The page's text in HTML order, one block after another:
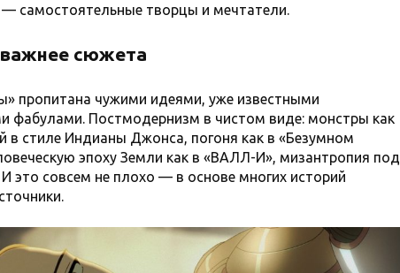
самостоятельные творцы и мечтатели.
сюжета
пропитана чужими идеями, уже известными
фабулами. Постмодернизм в чистом виде: монстры как
в стиле Индианы Джонса, погоня как в «Безумном
эпоху Земли как в «ВАЛЛ-И», мизантропия под
И это совсем не плохо — в основе многих историй